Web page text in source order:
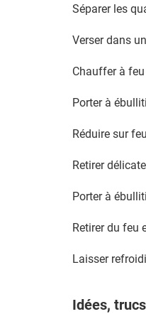
Séparer les
Verser dans
Chauffer à
Porter à
Réduire sur
Retirer
Porter à
Retirer du feu
Laisser
Idées,